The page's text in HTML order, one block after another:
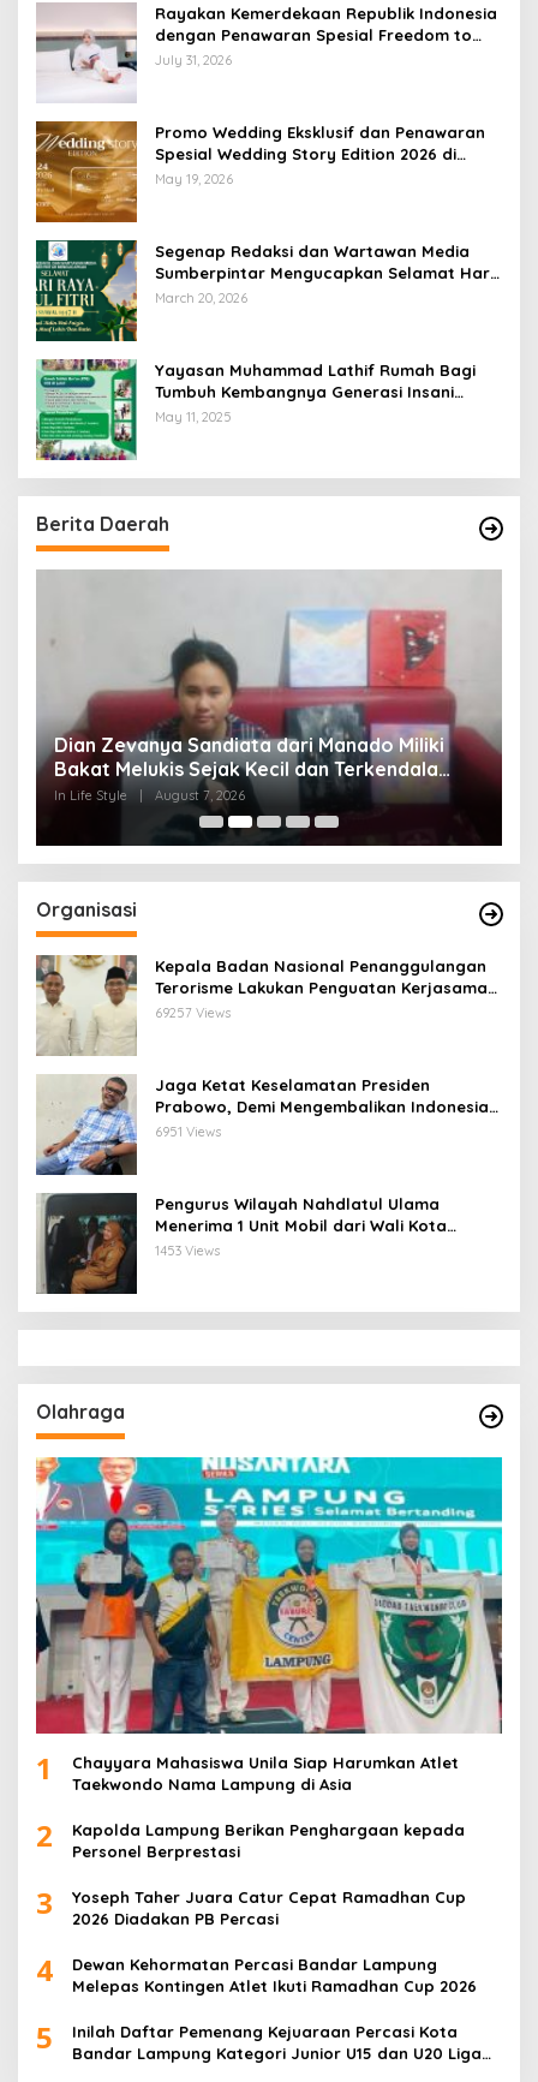
Rayakan Kemerdekaan Republik Indonesia
dengan Penawaran Spesial Freedom to
Relax di Holiday Inn Lampung Bukit Randu
July 31, 2026
Promo Wedding Eksklusif dan Penawaran
Spesial Wedding Story Edition 2026 di
Swiss-Belhotel Lampung
May 19, 2026
Segenap Redaksi dan Wartawan Media
Sumberpintar Mengucapkan Selamat Hari
Raya Idul Fitri 1447 Hijriyah / 2026 M
March 20, 2026
Yayasan Muhammad Lathif Rumah Bagi
Tumbuh Kembangnya Generasi Insani
Cerdas dan Berkarakter
May 11, 2025
Berita Daerah
Dian Zevanya Sandiata dari Manado Miliki
Bakat Melukis Sejak Kecil dan Terkendala
Biaya Lanjutkan Kuliah
In Life Style | August 7, 2026
Organisasi
Kepala Badan Nasional Penanggulangan
Terorisme Lakukan Penguatan Kerjasama
Ketua Pengurus Besar Nahdlatul Ulama
69257 Views
Jaga Ketat Keselamatan Presiden
Prabowo, Demi Mengembalikan Indonesia
Menjadi Macan Asia
6951 Views
Pengurus Wilayah Nahdlatul Ulama
Menerima 1 Unit Mobil dari Wali Kota
Bandar Lampung
1453 Views
Olahraga
1
Chayyara Mahasiswa Unila Siap Harumkan Atlet
Taekwondo Nama Lampung di Asia
2
Kapolda Lampung Berikan Penghargaan kepada
Personel Berprestasi
3
Yoseph Taher Juara Catur Cepat Ramadhan Cup
2026 Diadakan PB Percasi
4
Dewan Kehormatan Percasi Bandar Lampung
Melepas Kontingen Atlet Ikuti Ramadhan Cup 2026
5
Inilah Daftar Pemenang Kejuaraan Percasi Kota
Bandar Lampung Kategori Junior U15 dan U20 Liga